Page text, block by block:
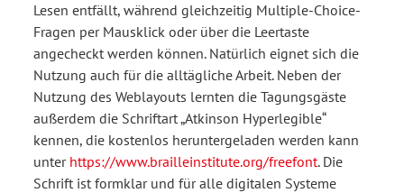
Lesen entfällt, während gleichzeitig Multiple-Choice-
Fragen per Mausklick oder über die Leertaste
angecheckt werden können. Natürlich eignet sich die
Nutzung auch für die alltägliche Arbeit. Neben der
Nutzung des Weblayouts lernten die Tagungsgäste
außerdem die Schriftart „Atkinson Hyperlegible“
kennen, die kostenlos heruntergeladen werden kann
unter https://www.brailleinstitute.org/freefont. Die
Schrift ist formklar und für alle digitalen Systeme